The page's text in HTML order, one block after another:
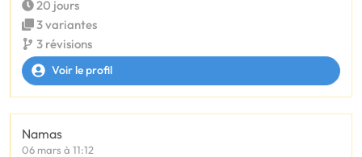
20 jours
3 variantes
3 révisions
Voir le profil
Namas
06 mars à 11:12